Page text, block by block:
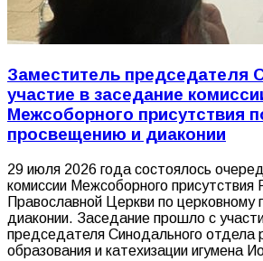
Заместитель председателя
участие в заседание
Межсоборного присутствия
просвещению и диаконии
29 июля 2026 года состоялось
комиссии Межсоборного присутствия
Православной Церкви по церковному
диаконии. Заседание прошло с
председателя Синодального отдела
образования и катехизации игумена